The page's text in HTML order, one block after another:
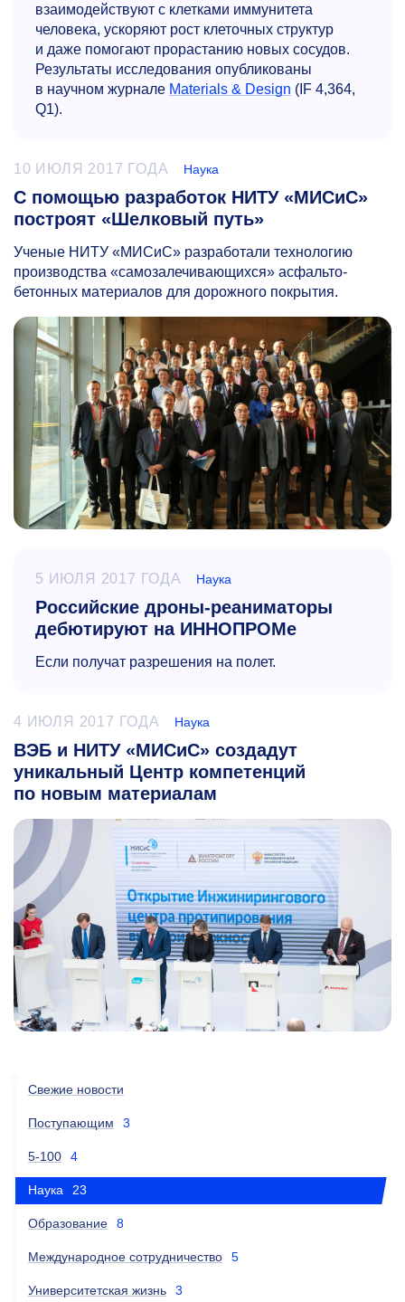
взаимодействуют с клетками иммунитета
человека, ускоряют рост клеточных структур
и даже помогают прорастанию новых сосудов.
Результаты исследования опубликованы
в научном журнале Materials & Design (IF 4,364,
Q1).
10 ИЮЛЯ 2017 ГОДА Наука
С помощью разработок НИТУ «МИСиС»
построят «Шелковый путь»
Ученые НИТУ «МИСиС» разработали технологию
производства «самозалечивающихся» асфальто-
бетонных материалов для дорожного покрытия.
5 ИЮЛЯ 2017 ГОДА Наука
Российские дроны-реаниматоры
дебютируют на ИННОПРОМе
Если получат разрешения на полет.
4 ИЮЛЯ 2017 ГОДА Наука
ВЭБ и НИТУ «МИСиС» создадут
уникальный Центр компетенций
по новым материалам
Свежие новости
Поступающим 3
5-100 4
Наука 23
Образование 8
Международное сотрудничество 5
Университетская жизнь 3